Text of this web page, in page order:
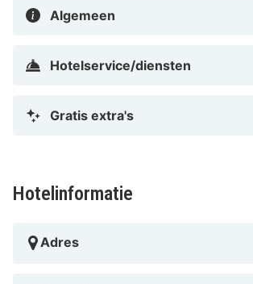
Algemeen
Hotelservice/diensten
Gratis extra's
Hotelinformatie
Adres